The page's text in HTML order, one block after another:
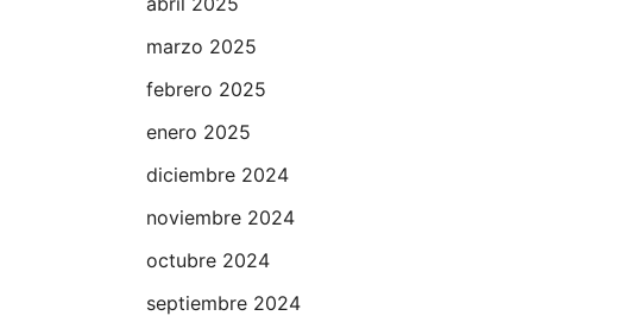
marzo 2025
febrero 2025
enero 2025
diciembre 2024
noviembre 2024
octubre 2024
septiembre 2024